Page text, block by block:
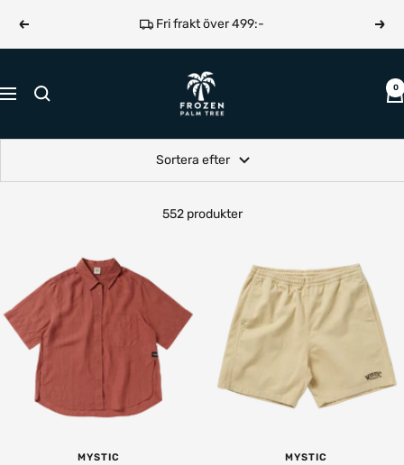
innehållet
Föregående Fri frakt över 499:-
Navigering
Frozen
Palm
Tree
0
Sortera efter
552 produkter
MYSTIC MYSTIC